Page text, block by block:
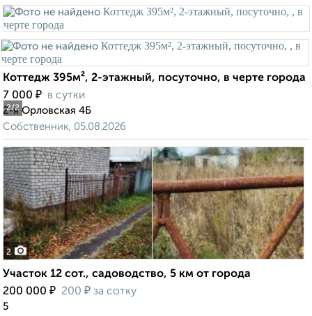
2/2
Коттедж 395м², 2-этажный, посуточно, в черте города
7 000 ₽ в сутки
2-я Орловская 4Б
Собственник, 05.08.2026
2
Участок 12 сот., садоводство, 5 км от города
200 000 ₽ 200 ₽ за сотку
5